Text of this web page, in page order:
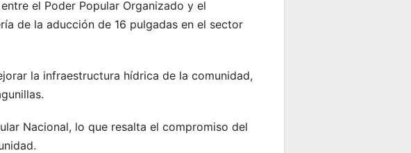
el Poder Popular Organizado y el
de la aducción de 16 pulgadas en el sector
la infraestructura hídrica de la comunidad,
Nacional, lo que resalta el compromiso del